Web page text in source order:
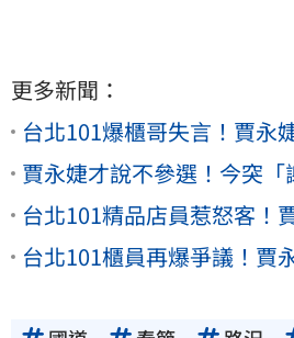
更多新聞：
台北101爆櫃哥失言！賈永
賈永婕才說不參選！今突「
台北101精品店員惹怒客！
台北101櫃員再爆爭議！賈